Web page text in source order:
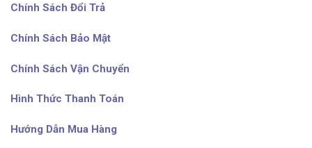
Chính Sách Đổi Trả
Chính Sách Bảo Mật
Chính Sách Vận Chuyển
Hình Thức Thanh Toán
Hướng Dẫn Mua Hàng